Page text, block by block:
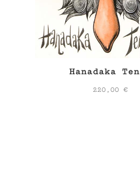
Hanadaka
220,00€